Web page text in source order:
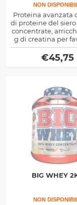
NON
Proteina avanzata
di proteine del siero
concentrate,
g di creatina per
crescita muscolare,
il recupero. Con
glutammina e
€45,75
BIG WHEY
NON